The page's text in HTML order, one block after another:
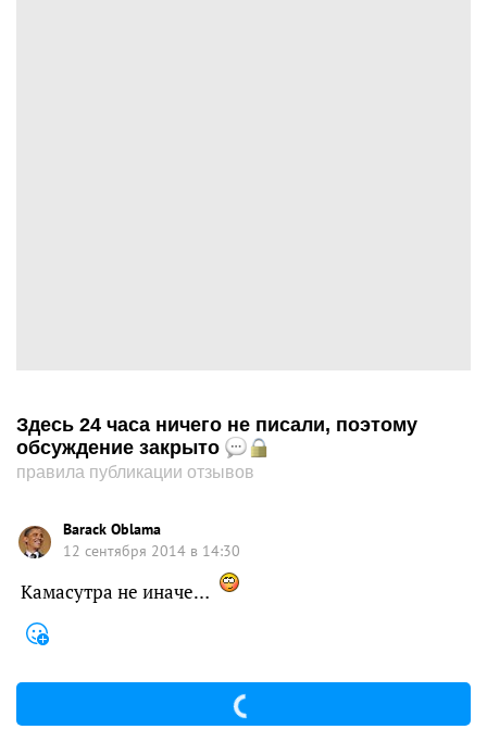
Здесь 24 часа ничего не писали, поэтому
обсуждение закрыто
правила публикации отзывов
Barack Oblama
12 сентября 2014 в 14:30
Камасутра не иначе…